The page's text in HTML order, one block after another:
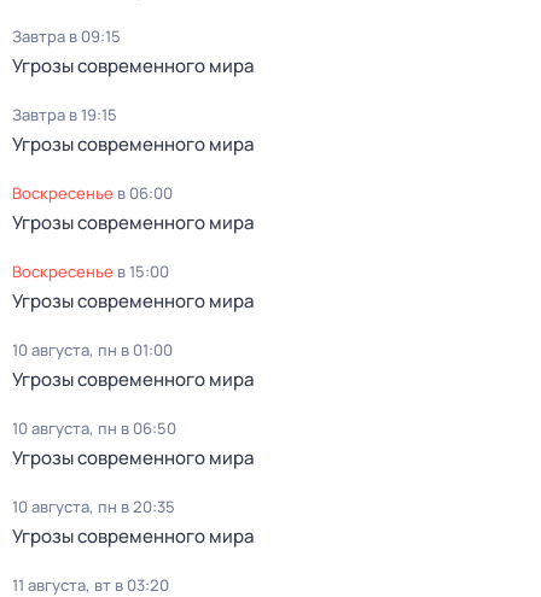
Завтра в 09:15
Угрозы современного мира
Завтра в 19:15
Угрозы современного мира
воскресенье в 06:00
Угрозы современного мира
воскресенье в15:00
Угрозы современного мира
10 августа, пн в 01:00
Угрозы современного мира
10 августа, пн в 06:50
Угрозы современного мира
10 августа, пн в 20:35
Угрозы современного мира
11 августа, вт в 03:20